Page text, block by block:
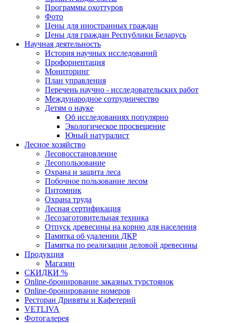
Программы охоттуров
Фото
Цены для иностранных граждан
Цены для граждан Республики Беларусь
Научная деятельность
История научных исследований
Профориентация
Мониторинг
План управления
Перечень научно - исследовательских работ
Международное сотрудничество
Детям о науке
Об исследованиях популярно
Экологическое просвещение
Юный натуралист
Лесное хозяйство
Лесовосстановление
Лесопользование
Охрана и защита леса
Побочное пользование лесом
Питомник
Охрана труда
Лесная сертификация
Лесозаготовительная техника
Отпуск древесины на корню для населения
Памятка об удалении ДКР
Памятка по реализации деловой древесины
Продукция
Магазин
СКИДКИ %
Оnline-бронирование заказных турстоянок
Оnline-бронирование номеров
Ресторан Дривяты и Кафетерий
VETLIVA
Фотогалерея